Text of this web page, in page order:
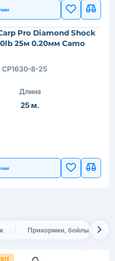
Pro Diamond Shock
25м 0.20мм Camo
CP1630-8-25
Длина
25 м.
Прикормки, бойлы,
ХІТ